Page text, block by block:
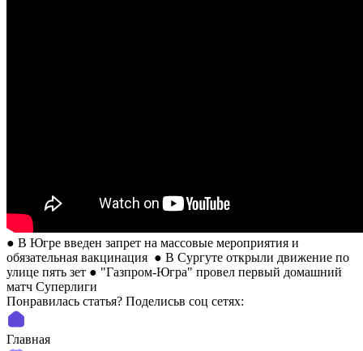
● В Югре введен запрет на массовые мероприятия и
обязательная вакцинация ● В Сургуте открыли движение по
улице пять зет ● "Газпром-Югра" провел первый домашний
матч Суперлиги
Понравилась статья? Поделиcьв соц сетях:
Главная